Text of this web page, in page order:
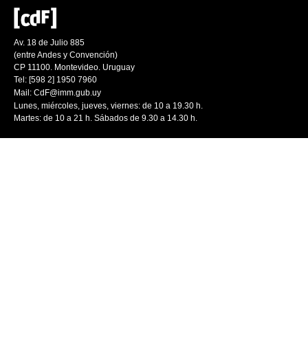
Av. 18 de Julio 885
(entre Andes y Convención)
CP 11100. Montevideo. Uruguay
Tel: [598 2] 1950 7960
Mail: CdF@imm.gub.uy
Lunes, miércoles, jueves, viernes: de 10 a 19.30 h.
Martes: de 10 a 21 h. Sábados de 9.30 a 14.30 h.